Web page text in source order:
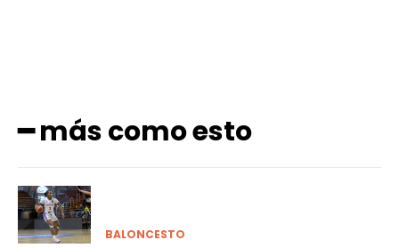
━ más como esto
BALONCESTO